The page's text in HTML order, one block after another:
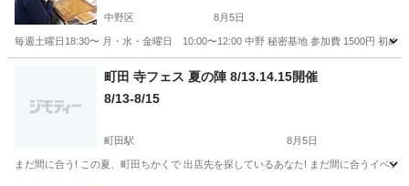
中野区 8月5日
毎週土曜日18:30〜 月・水・金曜日 10:00〜12:00 中野 秘密基地 参加費 1500円 初め
地域/お祭り
町田 寺フェス 夏の陣 8/13.14.15開催
8/13-8/15
町田駅 8月5日
まだ間に合う! この夏、町田ちかくで 出店先を探しているあなた! まだ間に合うイベ